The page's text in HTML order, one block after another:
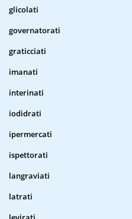
glicolati
governatorati
graticciati
imanati
interinati
iodidrati
ipermercati
ispettorati
langraviati
latrati